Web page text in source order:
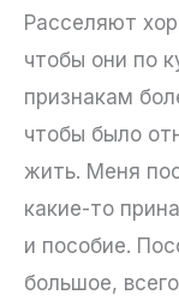
Расселяют
чтобы они по
признакам
чтобы было
жить. Меня
какие-то
и пособие.
большое,